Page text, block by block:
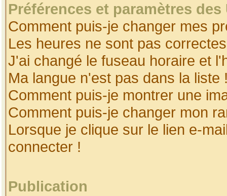
Préférences et paramètres
Comment puis-je changer mes
Les heures ne sont pas
J'ai changé le fuseau horaire et
Ma langue n'est pas dans la liste
Comment puis-je montrer une
Comment puis-je changer mon
Lorsque je clique sur le lien e-
connecter !
Publication